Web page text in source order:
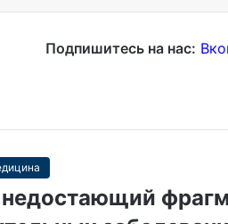
Подпишитесь на нас: